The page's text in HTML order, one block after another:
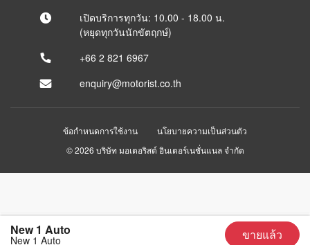
New 1 Auto
New 1 Auto ขายแล้ว
เปิดบริการทุกวัน: 10.00 - 18.00 น.
(หยุดทุกวันนักขัตฤกษ์)
+66 2 821 6967
enquiry@motorist.co.th
ข้อกำหนดการใช้งาน
นโยบายความเป็นส่วนตัว
© 2026 บริษัท มอเตอริสต์ อินเตอร์เนชั่นแนล จำกัด